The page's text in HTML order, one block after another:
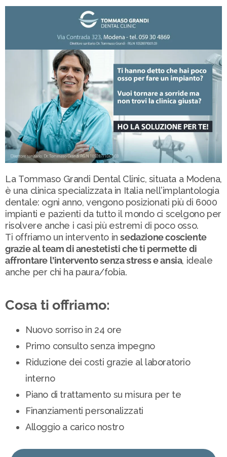
La Tommaso Grandi Dental Clinic, situata a Modena,
è una clinica specializzata in Italia nell’implantologia
dentale: ogni anno, vengono posizionati più di 6000
impianti e pazienti da tutto il mondo ci scelgono per
risolvere anche i casi più estremi di poco osso.
Ti offriamo un intervento insedazione cosciente
grazie al team di anestetisti che ti permette di
affrontare l’intervento senza stress e ansia, ideale
anche per chi ha paura/fobia.
Cosa ti offriamo:
Nuovo sorriso in 24 ore
Primo consulto senza impegno
Riduzione dei costi grazie al laboratorio
interno
Piano di trattamento su misura per te
Finanziamenti personalizzati
Alloggio a carico nostro